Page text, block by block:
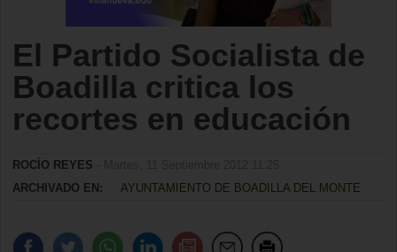
El Partido Socialista de
Boadilla critica los
recortes en educación
ROCÍO REYES
ARCHIVADO EN:
AYUNTAMIENTO DE BOADILLA DEL MONTE